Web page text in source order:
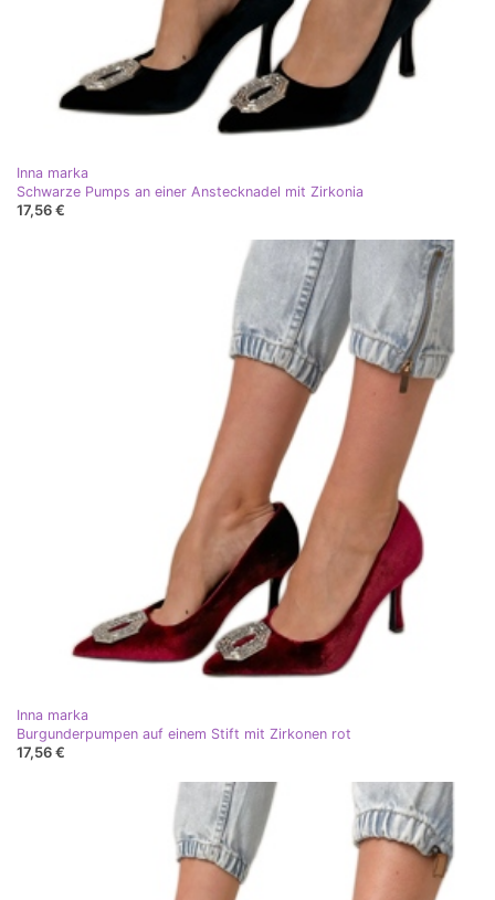
Inna marka
Schwarze Pumps an einer Anstecknadel mit Zirkonia
17,56 €
Inna marka
Burgunderpumpen auf einem Stift mit Zirkonen rot
17,56 €